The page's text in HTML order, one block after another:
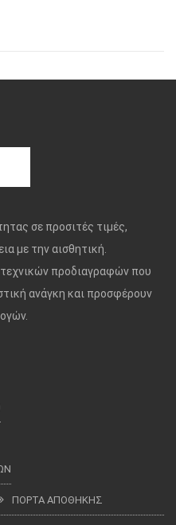
σε προσιτές τιμές,
με την αισθητική.
προδιαγραφών που
ανάγκη και προσφέρουν
ΠΟΡΤΑ ΑΠΟΘΗΚΗΣ